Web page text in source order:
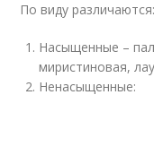
По виду различаются:
Насыщенные –
миристиновая,
Ненасыщенные: